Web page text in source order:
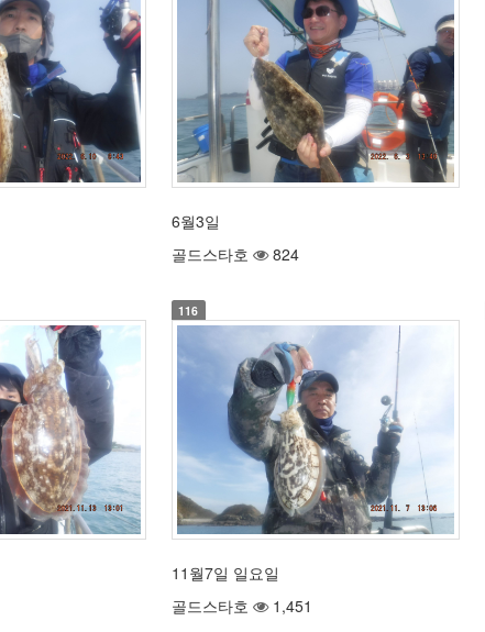
6월3일
골드스타호
824
116
11월7일 일요일
골드스타호
1,451